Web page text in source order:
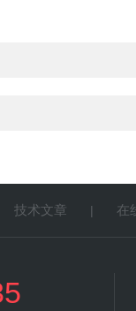
技术文章 | 在